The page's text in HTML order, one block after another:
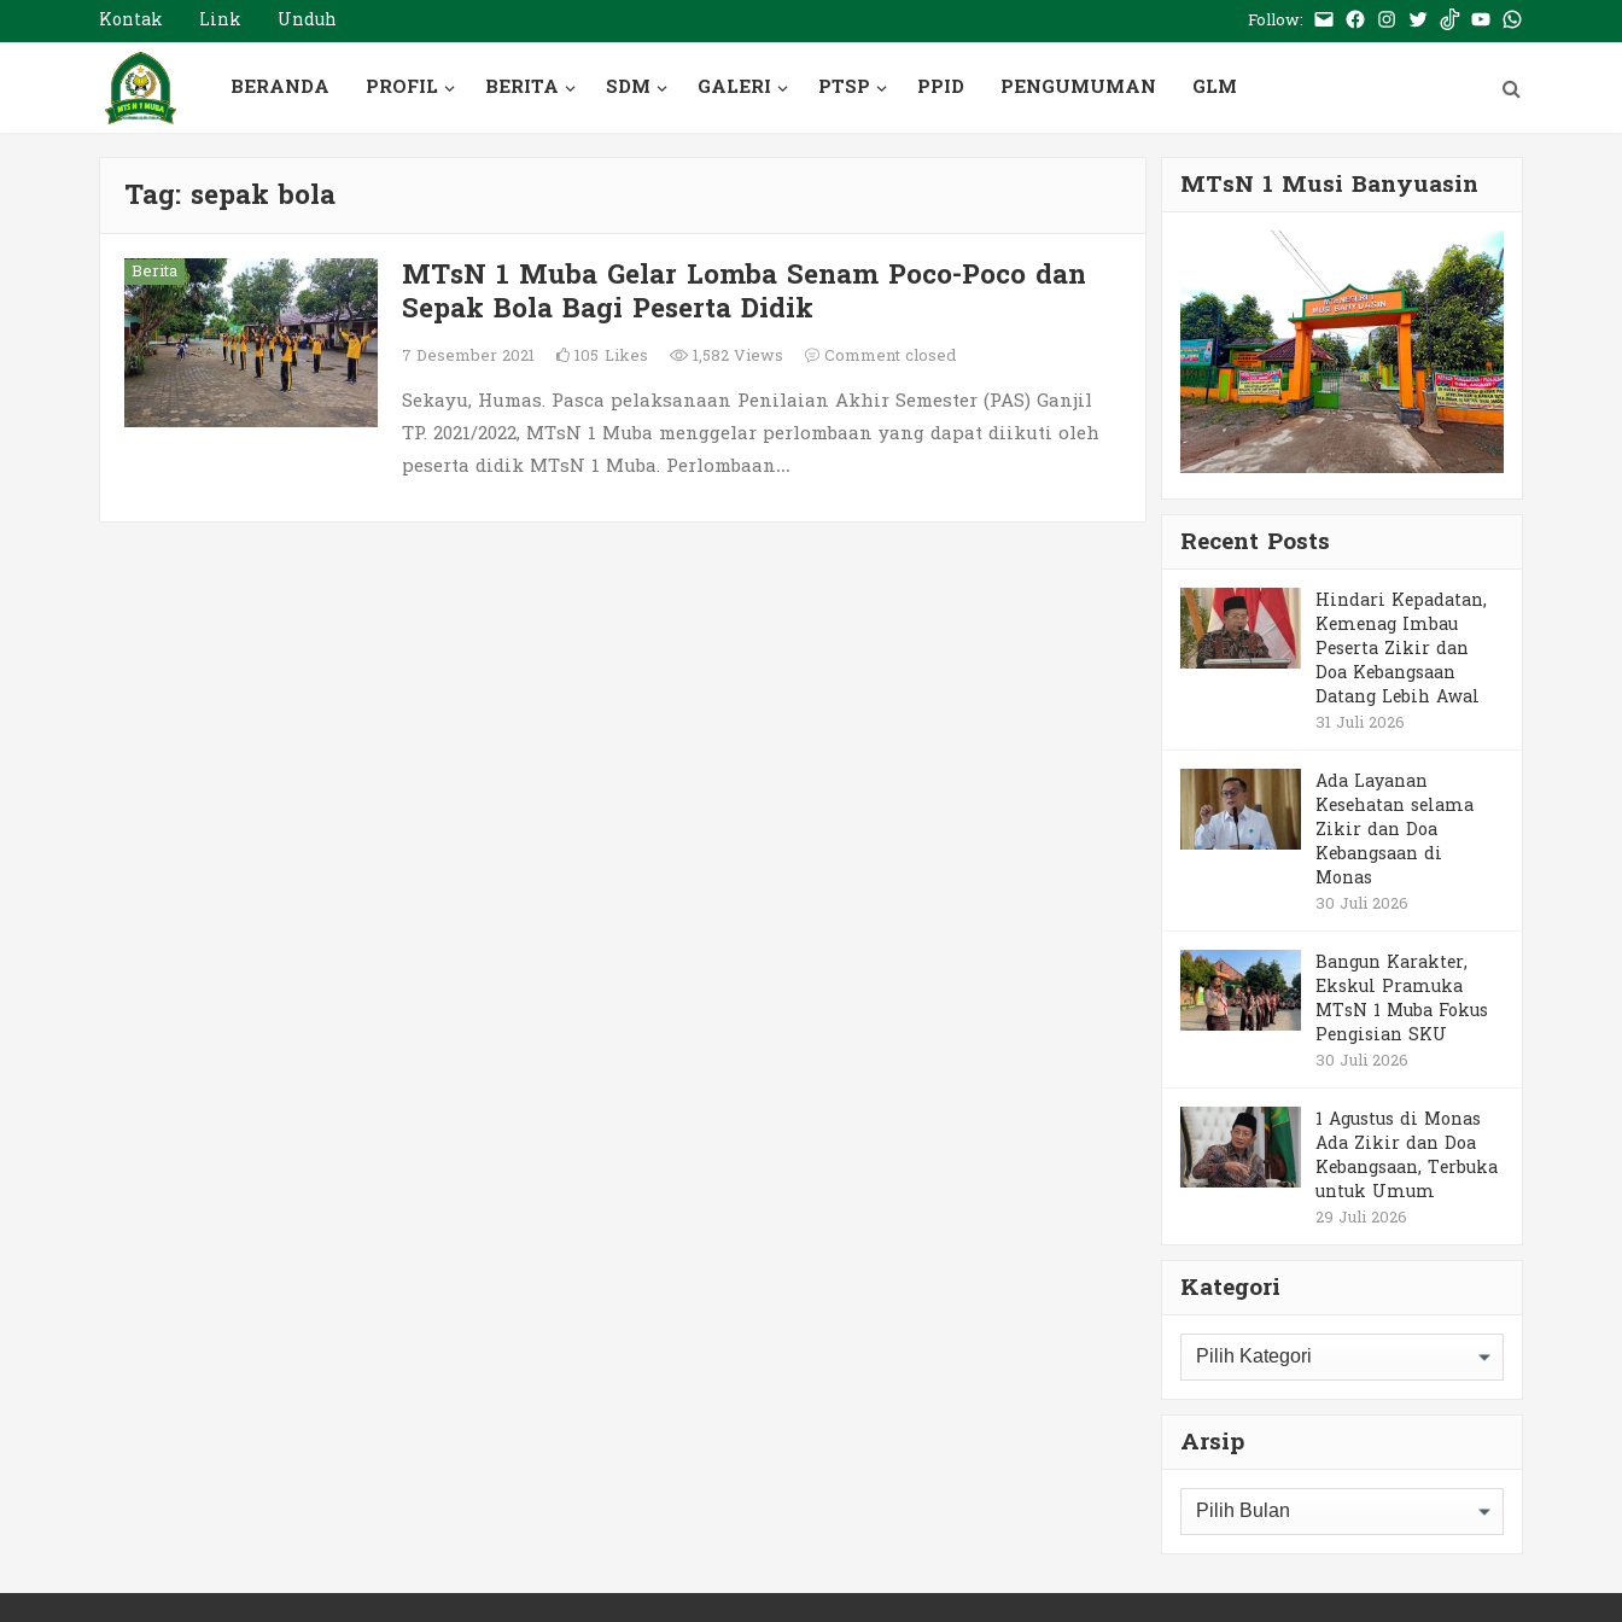
Kontak Link Unduh Follow: E- Facebook
Instagram
TwitterTiktokYoutubeWhatsApp
BERANDA PROFIL BERITA SDM GALERI PTSP PPID PENGUMUMAN GLM
Tag: sepak bola
Berita MTsN 1 Muba Gelar Lomba Senam Poco-Poco dan
Sepak Bola Bagi Peserta Didik
7 Desember 2021 105 Likes 1,582 Views Comment closed
Sekayu, Humas. Pasca pelaksanaan Penilaian Akhir Semester (PAS) Ganjil
TP. 2021/2022, MTsN 1 Muba menggelar perlombaan yang dapat diikuti oleh
peserta didik MTsN 1 Muba. Perlombaan…
MTsN 1 Musi Banyuasin
Recent Posts
Hindari Kepadatan,
Kemenag Imbau
Peserta Zikir dan
Doa Kebangsaan
Datang Lebih Awal
31 Juli 2026
Ada Layanan
Kesehatan selama
Zikir dan Doa
Kebangsaan di
Monas
30 Juli 2026
Bangun Karakter,
Ekskul Pramuka
MTsN 1 Muba Fokus
Pengisian SKU
30 Juli 2026
1 Agustus di Monas
Ada Zikir dan Doa
Kebangsaan, Terbuka
untuk Umum
29 Juli 2026
Kategori
Kategori
Arsip
Arsip